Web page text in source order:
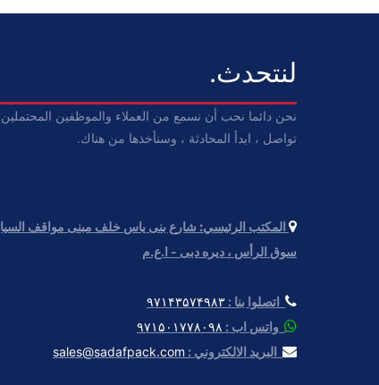
لنتحدث.
نحن دائما نحب أن نسمع من العملاء والموظفين المحتملين.
تواصل ، ابدأ المحادثة ، وسنأخذها من هناك.
المكتب الرئيسي:
سوق الرأس ، دیره دبی - ا.ع.م
اتصلوا بنا : ۹۷۱۴۳۵۷۴۹۸۳
واتس اب : ۹۷۱۵۰۱۷۷۸۰۹۸
البريد الالكتروني : sales@sadafpack.com